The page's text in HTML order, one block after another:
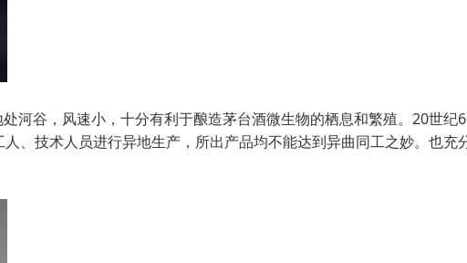
河谷，风速小，十分有利于酿造茅台酒微生物的栖息和繁殖。20世纪
、技术人员进行异地生产，所出产品均不能达到异曲同工之妙。也充